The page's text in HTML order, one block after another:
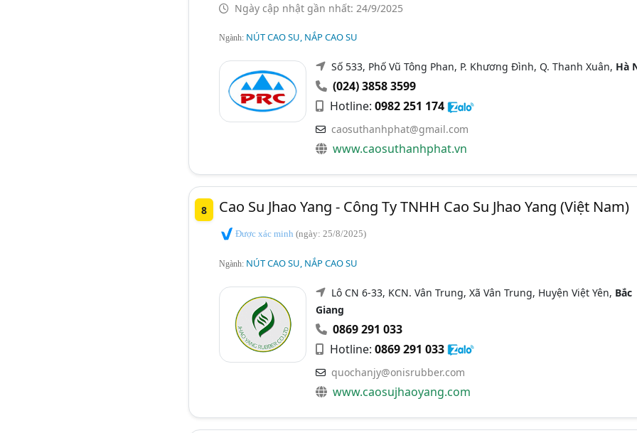
Ngày cập nhật gần nhất: 24/9/2025
Ngành: NÚT CAO SU, NẮP CAO SU
Số 533, Phố Vũ Tông Phan, P. Khương Đình, Q. Thanh Xuân, Hà
(024) 3858 3599
Hotline: 0982 251 174
caosuthanhphat@gmail.com
www.caosuthanhphat.vn
8 Cao Su Jhao Yang - Công Ty TNHH Cao Su Jhao Yang (Việt Nam)
Được xác minh (ngày: 25/8/2025)
Ngành: NÚT CAO SU, NẮP CAO SU
Lô CN 6-33, KCN. Vân Trung, Xã Vân Trung, Huyện Việt Yên, Bắc
Giang
0869 291 033
Hotline: 0869 291 033
quochanjy@onisrubber.com
www.caosujhaoyang.com